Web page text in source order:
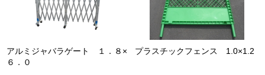
アルミジャバラゲート １．８×
６．０
プラスチックフェンス 1.0×1.2